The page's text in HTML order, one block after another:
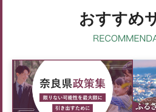
おすすめ